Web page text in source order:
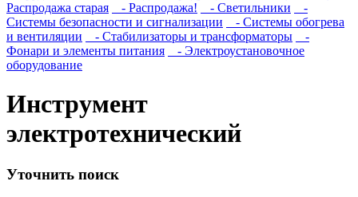
Распродажа старая
- Распродажа! - Светильники
-
Системы безопасности и сигнализации
- Системы обогрева
и вентиляции
- Стабилизаторы и трансформаторы
-
Фонари и элементы питания
- Электроустановочное
оборудование
Инструмент
электротехнический
Уточнить поиск